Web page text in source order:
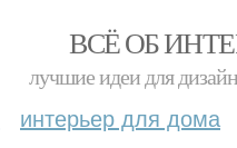
ВСЁ ОБ
лучшие идеи для
интерьер для дома